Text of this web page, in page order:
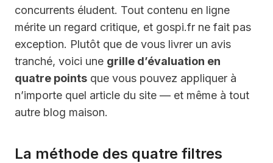
concurrents éludent. Tout contenu en ligne
mérite un regard critique, et gospi.fr ne fait pas
exception. Plutôt que de vous livrer un avis
tranché, voici une grille d’évaluation en
quatre points que vous pouvez appliquer à
n’importe quel article du site — et même à tout
autre blog maison.
La méthode des quatre filtres